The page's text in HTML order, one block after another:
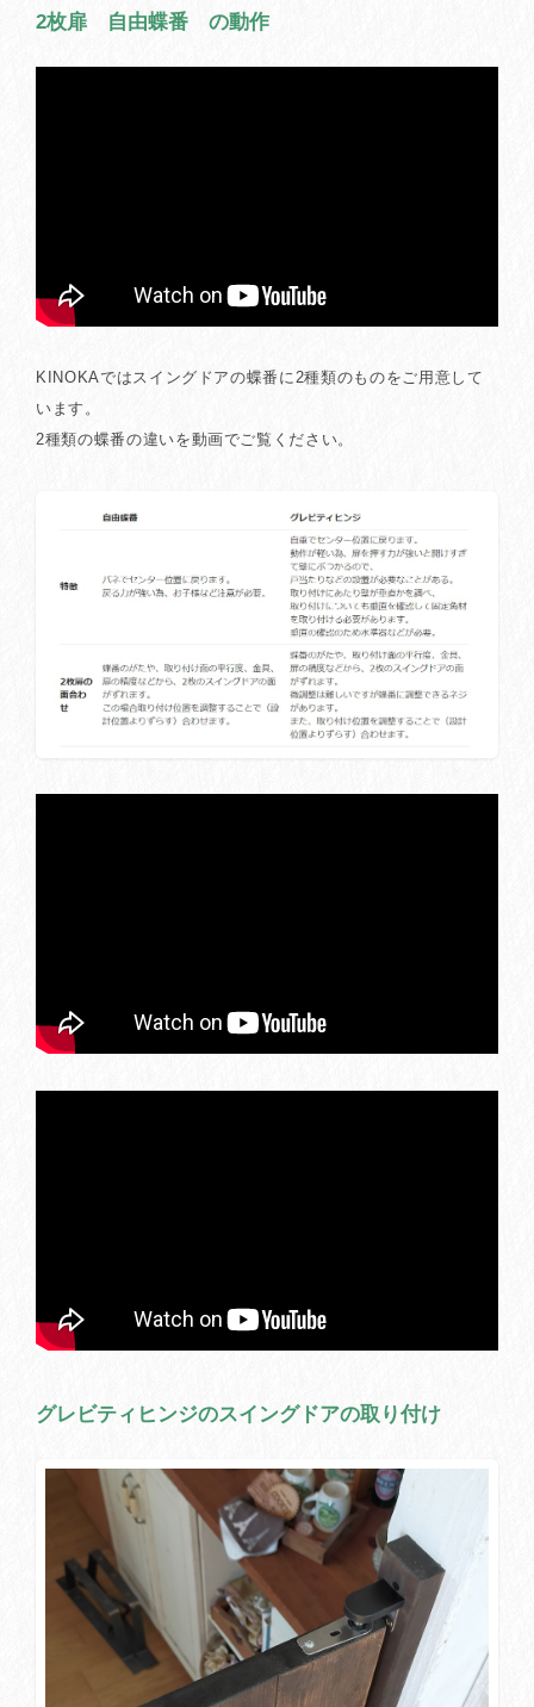
2枚扉 自由蝶番 の動作
KINOKAではスイングドアの蝶番に2種類のものをご用意して
います。
2種類の蝶番の違いを動画でご覧ください。
グレビティヒンジのスイングドアの取り付け